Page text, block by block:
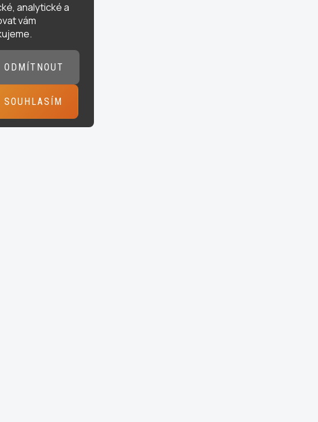
analytické a
vám
ODMÍTNOUT
SOUHLASÍM